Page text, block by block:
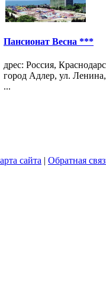
Пансионат Весна ***
дрес: Россия,
город Адлер, ул.
...
сайта | Обратная